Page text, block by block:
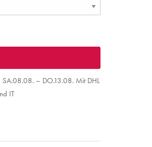
SA.08.08. – DO.13.08. Mit DHL
IT